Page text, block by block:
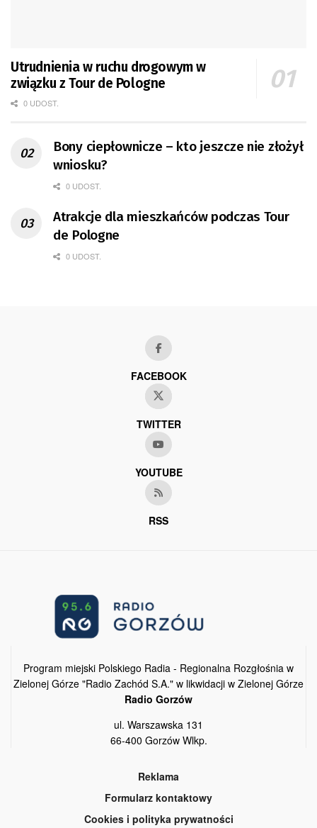
Utrudnienia w ruchu drogowym w
związku z Tour de Pologne
0 UDOST.
Bony ciepłownicze – kto jeszcze nie złożył
wniosku?
0 UDOST.
Atrakcje dla mieszkańców podczas Tour
de Pologne
0 UDOST.
FACEBOOK
TWITTER
YOUTUBE
RSS
Program miejski Polskiego Radia - Regionalna Rozgłośnia w
Zielonej Górze "Radio Zachód S.A." w likwidacji w Zielonej Górze
Radio Gorzów
ul. Warszawska 131
66-400 Gorzów Wlkp.
Reklama
Formularz kontaktowy
Cookies i polityka prywatności